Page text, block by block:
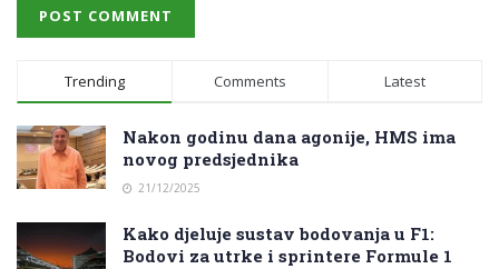
Trending Comments Latest
Nakon godinu dana agonije, HMS ima
novog predsjednika
21/12/2025
Kako djeluje sustav bodovanja u F1:
Bodovi za utrke i sprintere Formule 1